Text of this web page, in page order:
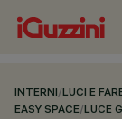
INTERNI/LUCI E
EASY SPACE/LUCE